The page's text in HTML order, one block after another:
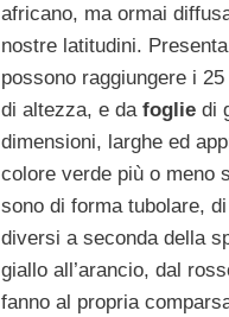
africano, ma ormai
nostre latitudini. Presenta
possono raggiungere i
di altezza, e da fogliedi
dimensioni, larghe ed
colore verde più o meno
sono di forma tubolare,
diversi a seconda della
giallo all’arancio, dal
fanno al propria